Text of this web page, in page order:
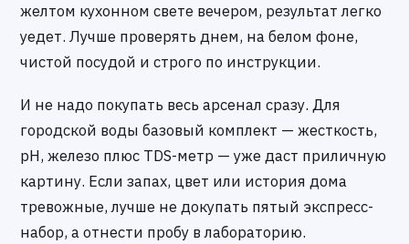
желтом кухонном свете вечером, результат легко
уедет. Лучше проверять днем, на белом фоне,
чистой посудой и строго по инструкции.
И не надо покупать весь арсенал сразу. Для
городской воды базовый комплект — жесткость,
pH, железо плюс TDS-метр — уже даст приличную
картину. Если запах, цвет или история дома
тревожные, лучше не докупать пятый экспресс-
набор, а отнести пробу в лабораторию.